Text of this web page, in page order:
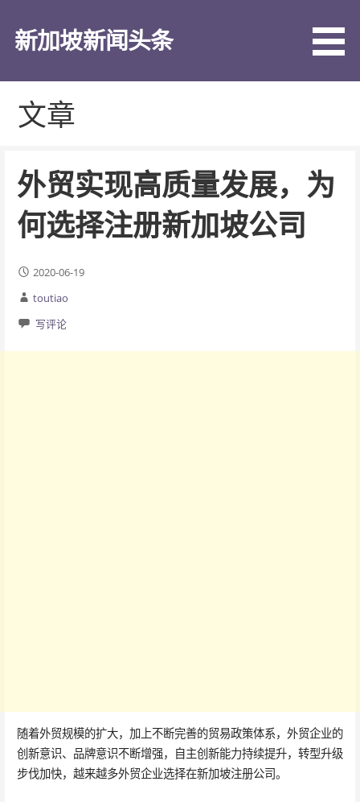
新加坡新闻头条
文章
外贸实现高质量发展，为
何选择注册新加坡公司
2020-06-19
toutiao
写评论
随着外贸规模的扩大，加上不断完善的贸易政策体系，外贸企业的
创新意识、品牌意识不断增强，自主创新能力持续提升，转型升级
步伐加快，越来越多外贸企业选择在新加坡注册公司。